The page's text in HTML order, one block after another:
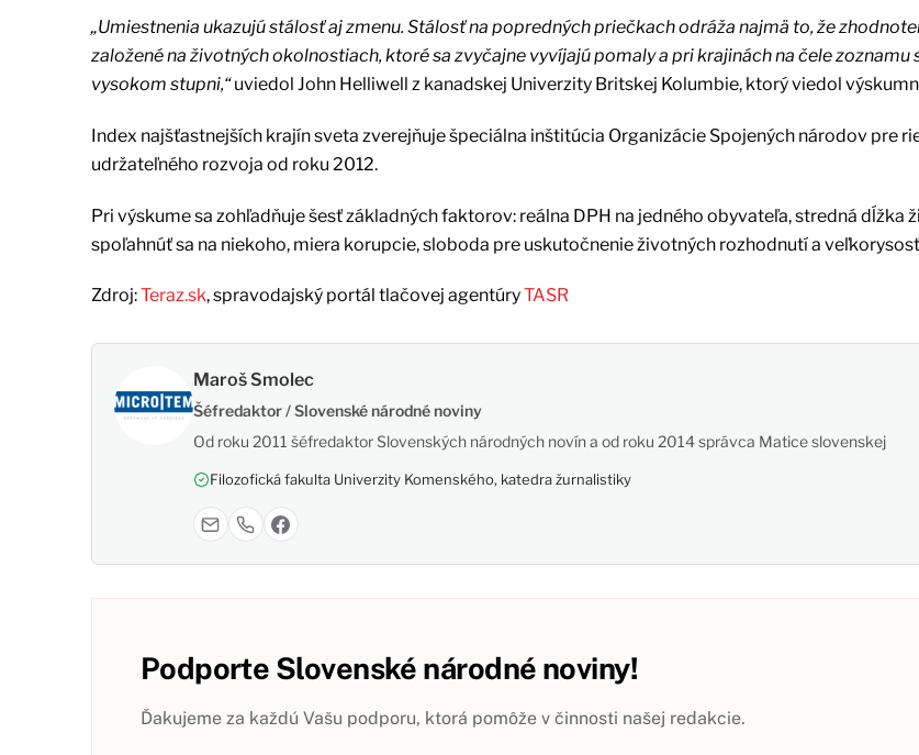
„Umiestnenia ukazujú stálosť aj zmenu. Stálosť na popredných priečkach odráža najmä to, že
založené na životných okolnostiach, ktoré sa zvyčajne vyvíjajú pomaly a pri krajinách na čele zoznamu
vysokom stupni,“uviedol John Helliwell z kanadskej Univerzity Britskej Kolumbie, ktorý viedol
Index najšťastnejších krajín sveta zverejňuje špeciálna inštitúcia Organizácie Spojených národov pre
udržateľného rozvoja od roku 2012.
Pri výskume sa zohľadňuje šesť základných faktorov: reálna DPH na jedného obyvateľa, stredná dĺžka
spoľahnúť sa na niekoho, miera korupcie, sloboda pre uskutočnenie životných rozhodnutí a
Zdroj:Teraz.sk, spravodajský portál tlačovej agentúryTASR
Maroš Smolec
Šéfredaktor / Slovenské národné noviny
Od roku 2011 šéfredaktor Slovenských národných novín a od roku 2014 správca Matice slovenskej
Filozofická fakulta Univerzity Komenského, katedra žurnalistiky
Podporte Slovenské národné noviny!
Ďakujeme za každú Vašu podporu, ktorá pomôže v činnosti našej redakcie.